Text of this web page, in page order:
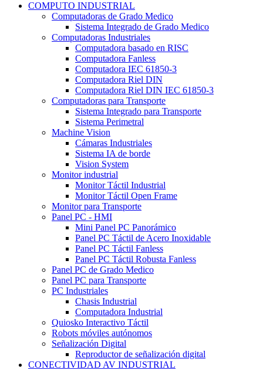
COMPUTO INDUSTRIAL
Computadoras de Grado Medico
Sistema Integrado de Grado Medico
Computadoras Industriales
Computadora basado en RISC
Computadora Fanless
Computadora IEC 61850-3
Computadora Riel DIN
Computadora Riel DIN IEC 61850-3
Computadoras para Transporte
Sistema Integrado para Transporte
Sistema Perimetral
Machine Vision
Cámaras Industriales
Sistema IA de borde
Vision System
Monitor industrial
Monitor Táctil Industrial
Monitor Táctil Open Frame
Monitor para Transporte
Panel PC - HMI
Mini Panel PC Panorámico
Panel PC Táctil de Acero Inoxidable
Panel PC Táctil Fanless
Panel PC Táctil Robusta Fanless
Panel PC de Grado Medico
Panel PC para Transporte
PC Industriales
Chasis Industrial
Computadora Industrial
Quiosko Interactivo Táctil
Robots móviles autónomos
Señalización Digital
Reproductor de señalización digital
CONECTIVIDAD AV INDUSTRIAL